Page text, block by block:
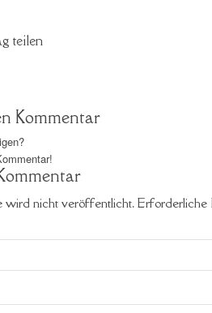
teilen
Kommentar
wird nicht veröffentlicht. Erforderliche